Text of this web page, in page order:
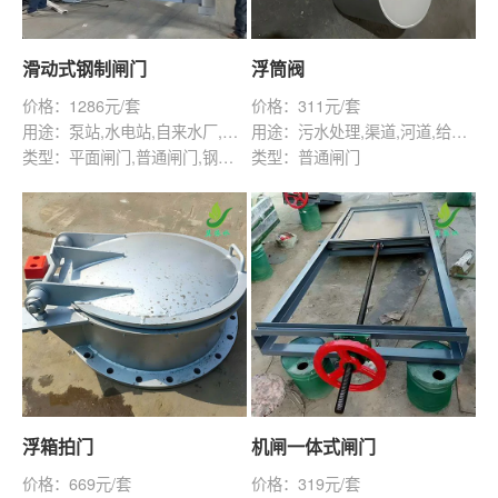
滑动式钢制闸门
价格：1286元/套
用途：泵站,水电站,自来水厂,渠道,河道,水库,灌溉,水产养殖
类型：平面闸门,普通闸门,钢坝闸
浮筒阀
价格：311元/套
用途：污水处理,渠道,河道,给排水工程,管道水利工程
类型：普通闸门
浮箱拍门
价格：669元/套
机闸一体式闸门
价格：319元/套